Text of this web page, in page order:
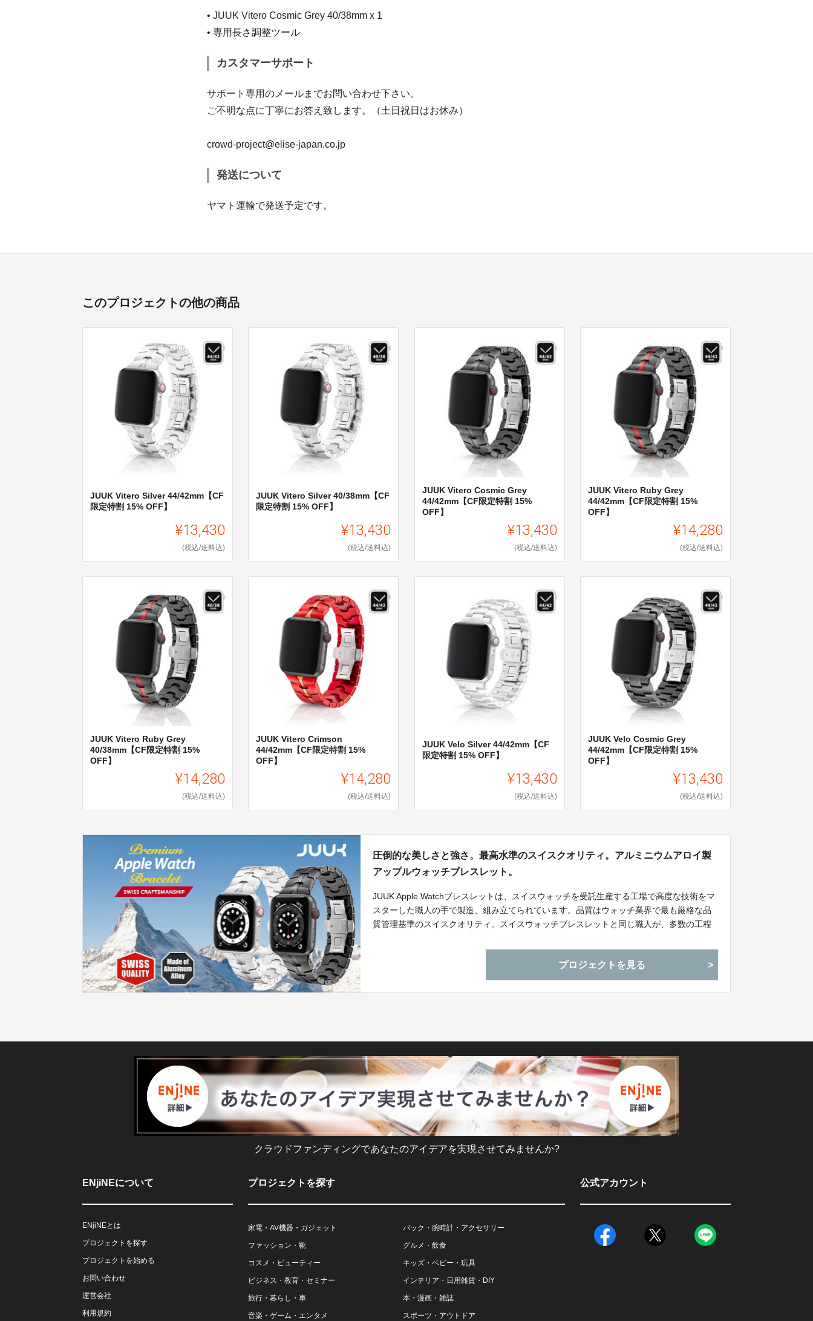
• JUUK Vitero Cosmic Grey 40/38mm x 1
• 専用長さ調整ツール
カスタマーサポート
サポート専用のメールまでお問い合わせ下さい。
ご不明な点に丁寧にお答え致します。（土日祝日はお休み）
crowd-project@elise-japan.co.jp
発送について
ヤマト運輸で発送予定です。
このプロジェクトの他の商品
JUUK Vitero Silver 44/42mm【CF
限定特割 15% OFF】
¥13,430
(税込/送料込)
JUUK Vitero Silver 40/38mm【CF
限定特割 15% OFF】
¥13,430
(税込/送料込)
JUUK Vitero Cosmic Grey
44/42mm【CF限定特割 15%
OFF】
¥13,430
(税込/送料込)
JUUK Vitero Ruby Grey
44/42mm【CF限定特割 15%
OFF】
¥14,280
(税込/送料込)
JUUK Vitero Ruby Grey
40/38mm【CF限定特割 15%
OFF】
¥14,280
(税込/送料込)
JUUK Vitero Crimson
44/42mm【CF限定特割 15%
OFF】
¥14,280
(税込/送料込)
JUUK Velo Silver 44/42mm【CF
限定特割 15% OFF】
¥13,430
(税込/送料込)
JUUK Velo Cosmic Grey
44/42mm【CF限定特割 15%
OFF】
¥13,430
(税込/送料込)
圧倒的な美しさと強さ。最高水準のスイスクオリティ。アルミニウムアロイ製
アップルウォッチブレスレット。
JUUK Apple Watchブレスレットは、スイスウォッチを受託生産する工場で高度な技術をマ
スターした職人の手で製造、組み立てられています。品質はウォッチ業界で最も厳格な品
質管理基準のスイスクオリティ。スイスウォッチブレスレットと同じ職人が、多数の工程
までの細心の注意を払い、美しく洗練されたブレスレットを完成させています。
プロジェクトを見る
クラウドファンディングであなたのアイデアを実現させてみませんか?
ENjiNEについて
ENjiNEとは
プロジェクトを探す
プロジェクトを始める
お問い合わせ
運営会社
利用規約
プロジェクトを探す
家電・AV機器・ガジェット バック・腕時計・アクセサリー
ファッション・靴 グルメ・飲食
コスメ・ビューティー キッズ・ベビー・玩具
ビジネス・教育・セミナー インテリア・日用雑貨・DIY
旅行・暮らし・車 本・漫画・雑誌
音楽・ゲーム・エンタメ スポーツ・アウトドア
公式アカウント